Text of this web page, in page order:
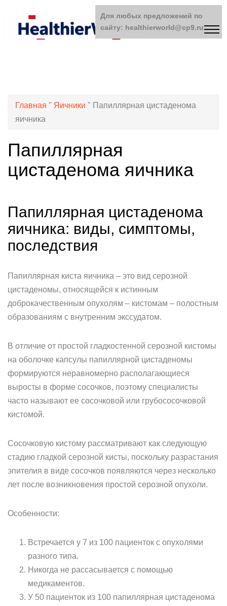
Главная " Яичники " Папиллярная цистаденома
яичника
Папиллярная
цистаденома яичника
Папиллярная цистаденома
яичника: виды, симптомы,
последствия
Папиллярная киста яичника – это вид серозной
цистаденомы, относящейся к истинным
доброкачественным опухолям – кистомам – полостным
образованиям с внутренним экссудатом.
В отличие от простой гладкостенной серозной кистомы
на оболочке капсулы папиллярной цистаденомы
формируются неравномерно располагающиеся
выросты в форме сосочков, поэтому специалисты
часто называют ее сосочковой или грубососочковой
кистомой.
Сосочковую кистому рассматривают как следующую
стадию гладкой серозной кисты, поскольку разрастания
эпителия в виде сосочков появляются через несколько
лет после возникновения простой серозной опухоли.
Особенности:
Встречается у 7 из 100 пациенток с опухолями
разного типа.
Никогда не рассасывается с помощью
медикаментов.
У 50 пациенток из 100 папиллярная цистаденома
Для любых предложений по
сайту: healthierworld@cp9.ru